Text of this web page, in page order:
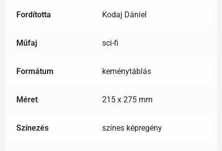
Fordította Kodaj Dániel
Műfaj sci-fi
Formátum keménytáblás
Méret 215 x 275 mm
Színezés színes képregény